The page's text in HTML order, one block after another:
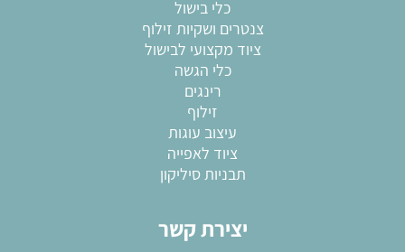
כלי בישול
צנטרים ושקיות זילוף
ציוד מקצועי לבישול
כלי הגשה
רינגים
זילוף
עיצוב עוגות
ציוד לאפייה
תבניות סיליקון
יצירת קשר